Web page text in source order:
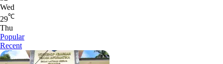
Wed
29℃
Thu
Popular
Recent